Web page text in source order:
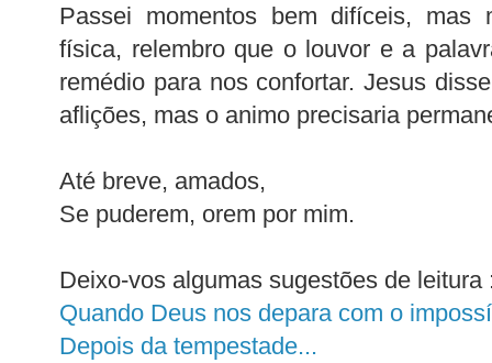
Passei momentos bem difíceis, mas
física, relembro que o louvor e a
remédio para nos confortar. Jesus
aflições, mas o animo precisaria
Até breve, amados,
Se puderem, orem por mim.
Deixo-vos algumas sugestões de leitura
Quando Deus nos depara com o
Depois da tempestade...